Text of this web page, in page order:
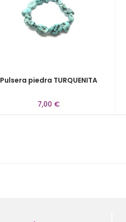
Pulsera piedra TURQUENITA
7,00 €